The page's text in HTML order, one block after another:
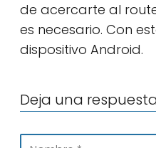
de acercarte al
es necesario. Con
dispositivo Android.
Deja una